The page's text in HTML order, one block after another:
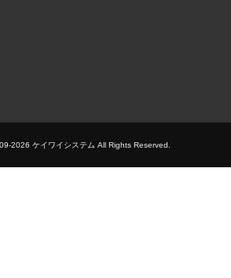
2026 ケイワイシステム All Rights Reserved.